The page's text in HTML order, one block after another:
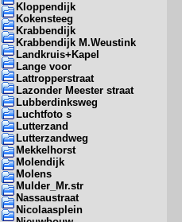
Kloppendijk
Kokensteeg
Krabbendijk
Krabbendijk M.Weustink
Landkruis+Kapel
Lange voor
Lattropperstraat
Lazonder Meester straat
Lubberdinksweg
Luchtfoto s
Lutterzand
Lutterzandweg
Mekkelhorst
Molendijk
Molens
Mulder_Mr.str
Nassaustraat
Nicolaasplein